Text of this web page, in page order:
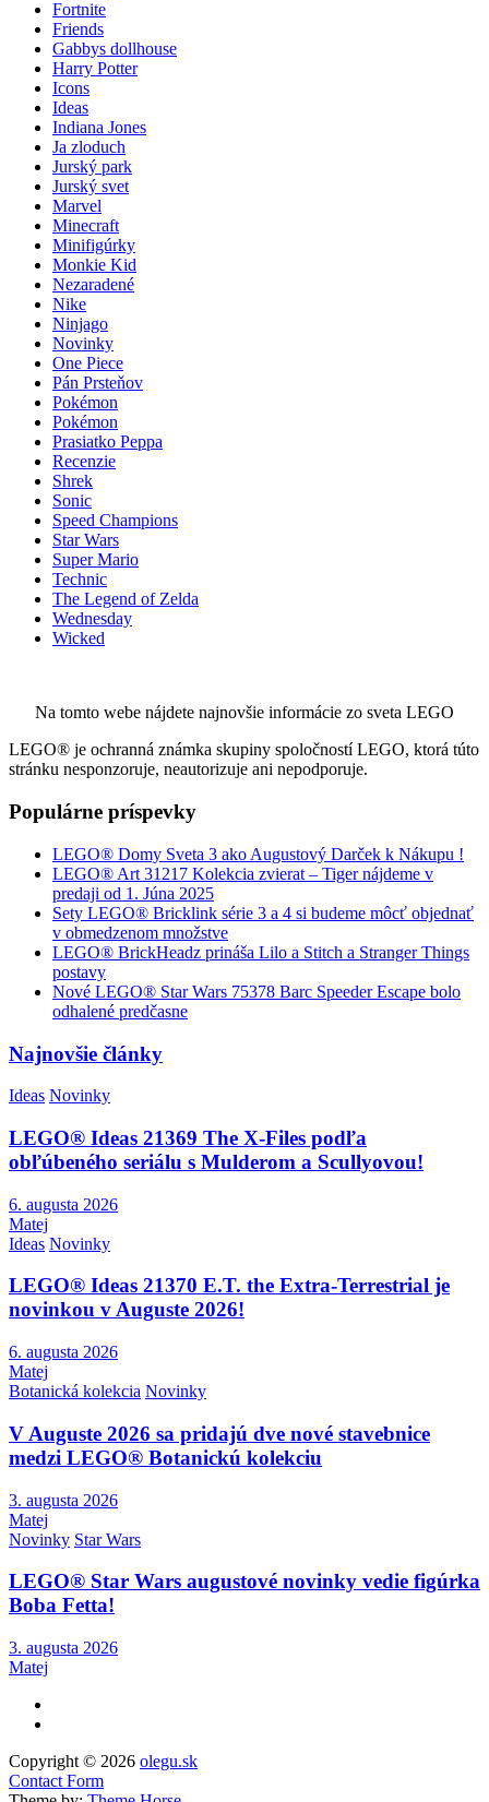
Fortnite
Friends
Gabbys dollhouse
Harry Potter
Icons
Ideas
Indiana Jones
Ja zloduch
Jurský park
Jurský svet
Marvel
Minecraft
Minifigúrky
Monkie Kid
Nezaradené
Nike
Ninjago
Novinky
One Piece
Pán Prsteňov
Pokémon
Pokémon
Prasiatko Peppa
Recenzie
Shrek
Sonic
Speed Champions
Star Wars
Super Mario
Technic
The Legend of Zelda
Wednesday
Wicked
Na tomto webe nájdete najnovšie informácie zo sveta LEGO
LEGO® je ochranná známka skupiny spoločností LEGO, ktorá túto
stránku nesponzoruje, neautorizuje ani nepodporuje.
Populárne príspevky
LEGO® Domy Sveta 3 ako Augustový Darček k Nákupu !
LEGO® Art 31217 Kolekcia zvierat – Tiger nájdeme v
predaji od 1. Júna 2025
Sety LEGO® Bricklink série 3 a 4 si budeme môcť objednať
v obmedzenom množstve
LEGO® BrickHeadz prináša Lilo a Stitch a Stranger Things
postavy
Nové LEGO® Star Wars 75378 Barc Speeder Escape bolo
odhalené predčasne
Najnovšie články
Ideas Novinky
LEGO® Ideas 21369 The X-Files podľa
obľúbeného seriálu s Mulderom a Scullyovou!
6. augusta 2026
Matej
Ideas Novinky
LEGO® Ideas 21370 E.T. the Extra-Terrestrial je
novinkou v Auguste 2026!
6. augusta 2026
Matej
Botanická kolekcia Novinky
V Auguste 2026 sa pridajú dve nové stavebnice
medzi LEGO® Botanickú kolekciu
3. augusta 2026
Matej
Novinky Star Wars
LEGO® Star Wars augustové novinky vedie figúrka
Boba Fetta!
3. augusta 2026
Matej
Copyright © 2026 olegu.sk
Contact Form